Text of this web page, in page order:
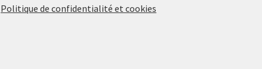
Politique de confidentialité et cookies